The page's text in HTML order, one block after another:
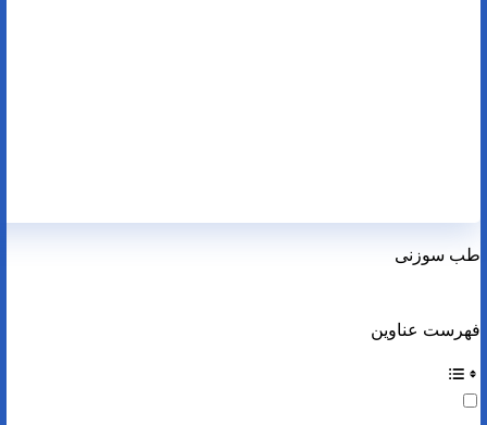
طب سوزنی
فهرست عناوین